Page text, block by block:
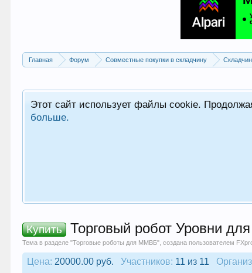
Главная Форум Совместные покупки в складчину
Этот сайт использует файлы cookie.
больше.
Купить Торговый робот Уровни
Тема в разделе "Торговые роботы для ММВБ", создана пользователем
Цена: 20000.00 руб. Участников: 11 из 11